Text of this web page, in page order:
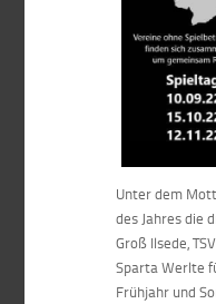
Unter dem
des Jahres die
Groß Ilsede,
Sparta Werlte
Frühjahr und